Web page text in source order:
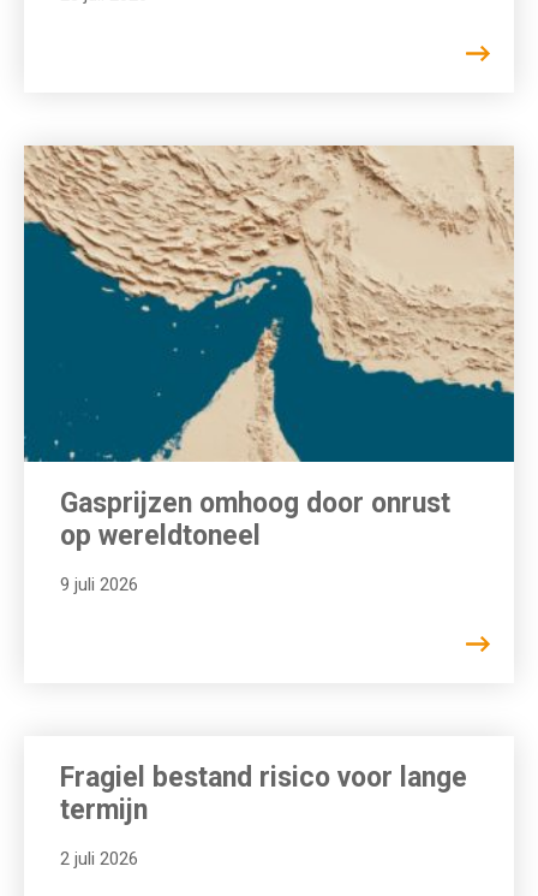
Gasprijzen omhoog door onrust
op wereldtoneel
9 juli 2026
Fragiel bestand risico voor lange
termijn
2 juli 2026